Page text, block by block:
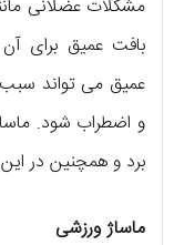
مشکلات عضلانی
بافت عمیق برای
عمیق می تواند
برد و همچنین در
ماساژ ورزشی